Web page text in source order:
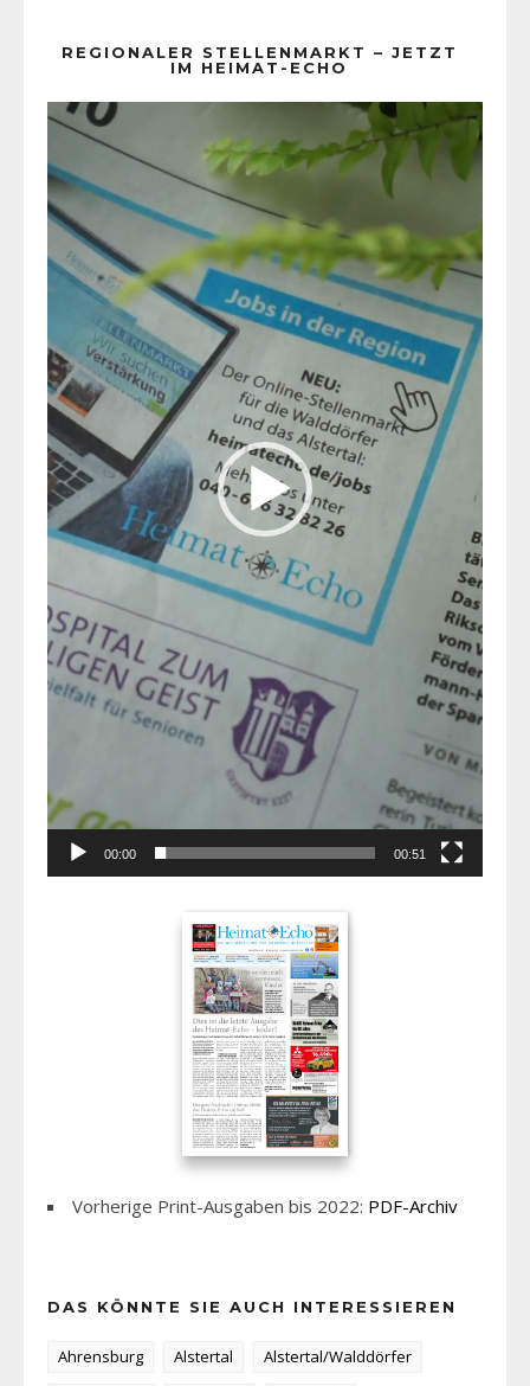
REGIONALER STELLENMARKT – JETZT
IM HEIMAT-ECHO
Player
00:00 00:51
Vorherige Print-Ausgaben bis 2022: PDF-Archiv
DAS KÖNNTE SIE AUCH INTERESSIEREN
Ahrensburg Alstertal
Alstertal/Walddörfer